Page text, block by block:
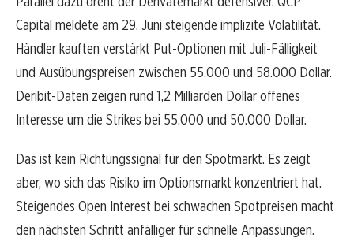
Capital meldete am 29. Juni steigende implizite Volatilität.
Händler kauften verstärkt Put-Optionen mit Juli-Fälligkeit
und Ausübungspreisen zwischen 55.000 und 58.000 Dollar.
Deribit-Daten zeigen rund 1,2 Milliarden Dollar offenes
Interesse um die Strikes bei 55.000 und 50.000 Dollar.
Das ist kein Richtungssignal für den Spotmarkt. Es zeigt
aber, wo sich das Risiko im Optionsmarkt konzentriert hat.
Steigendes Open Interest bei schwachen Spotpreisen macht
den nächsten Schritt anfälliger für schnelle Anpassungen.